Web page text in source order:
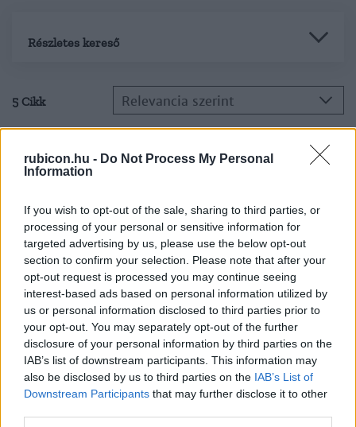
rubicon.hu - Do Not Process My Personal
Information
If you wish to opt-out of the sale, sharing to third parties, or
processing of your personal or sensitive information for
targeted advertising by us, please use the below opt-out
section to confirm your selection. Please note that after your
opt-out request is processed you may continue seeing
interest-based ads based on personal information utilized by
us or personal information disclosed to third parties prior to
your opt-out. You may separately opt-out of the further
disclosure of your personal information by third parties on the
IAB’s list of downstream participants. This information may
also be disclosed by us to third parties on the IAB’s List of
Downstream Participants that may further disclose it to other
Részletes kereső
5 Cikk Relevancia szerint
Haraszti György
Tokaj-hegyaljai zsidó borkereskedők és
Haraszti György
A zsidóság helyzete Magyarországon a
német megszállás küszöbén
Haraszti György
Részletek a „jegyzőkönyvből"
Haraszti György
Égő titok